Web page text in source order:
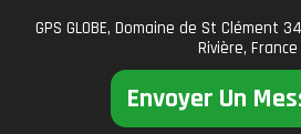
GPS GLOBE, Domaine de St Clément
Rivière, France
Envoyer Un